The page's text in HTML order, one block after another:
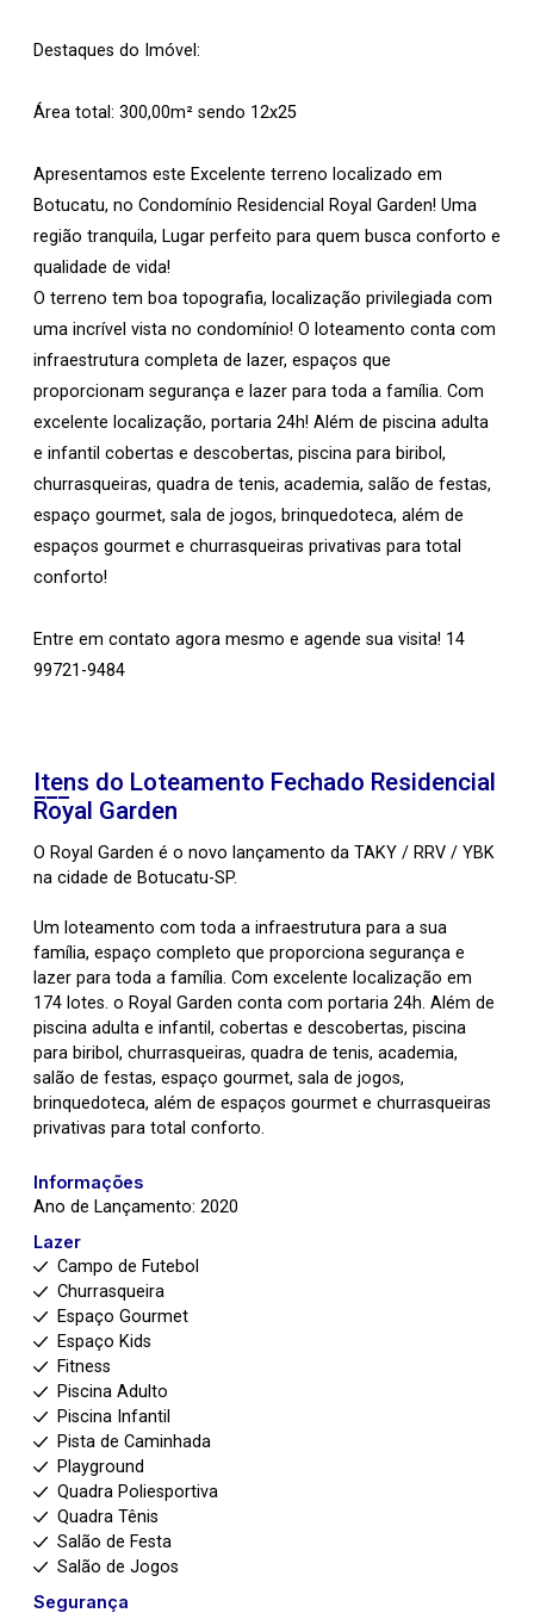
Destaques do Imóvel:
Área total: 300,00m² sendo 12x25
Apresentamos este Excelente terreno localizado em
Botucatu, no Condomínio Residencial Royal Garden! Uma
região tranquila, Lugar perfeito para quem busca conforto e
qualidade de vida!
O terreno tem boa topografia, localização privilegiada com
uma incrível vista no condomínio! O loteamento conta com
infraestrutura completa de lazer, espaços que
proporcionam segurança e lazer para toda a família. Com
excelente localização, portaria 24h! Além de piscina adulta
e infantil cobertas e descobertas, piscina para biribol,
churrasqueiras, quadra de tenis, academia, salão de festas,
espaço gourmet, sala de jogos, brinquedoteca, além de
espaços gourmet e churrasqueiras privativas para total
conforto!
Entre em contato agora mesmo e agende sua visita! 14
99721-9484
Itens do Loteamento Fechado Residencial
Royal Garden
O Royal Garden é o novo lançamento da TAKY / RRV / YBK
na cidade de Botucatu-SP.
Um loteamento com toda a infraestrutura para a sua
família, espaço completo que proporciona segurança e
lazer para toda a família. Com excelente localização em
174 lotes. o Royal Garden conta com portaria 24h. Além de
piscina adulta e infantil, cobertas e descobertas, piscina
para biribol, churrasqueiras, quadra de tenis, academia,
salão de festas, espaço gourmet, sala de jogos,
brinquedoteca, além de espaços gourmet e churrasqueiras
privativas para total conforto.
Informações
Ano de Lançamento: 2020
Lazer
Campo de Futebol
Churrasqueira
Espaço Gourmet
Espaço Kids
Fitness
Piscina Adulto
Piscina Infantil
Pista de Caminhada
Playground
Quadra Poliesportiva
Quadra Tênis
Salão de Festa
Salão de Jogos
Segurança